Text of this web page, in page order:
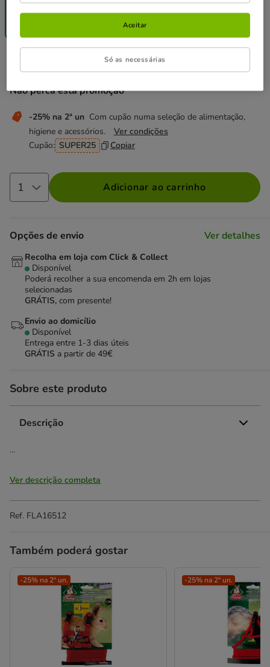
14-18cm
un.
Não perca esta promoção
-25% na 2ª un Com cupão numa seleção de alimentação,
higiene e acessórios.
Ver condições
Cupão: SUPER25 Copiar
Adicionar ao carrinho
Opções de envio Ver detalhes
Recolha em loja com Click & Collect
Disponível
Poderá recolher a sua encomenda em 2h em lojas
selecionadas
GRÁTIS, com presente!
Envio ao domicílio
Disponível
Entrega entre 1-3 dias úteis
GRÁTIS a partir de 49€
Sobre este produto
Descrição
...
Ver descrição completa
Ref. FLA16512
Também poderá gostar
-25% na 2ª un. -25% na 2ª un.
Só as necessárias
Aceitar